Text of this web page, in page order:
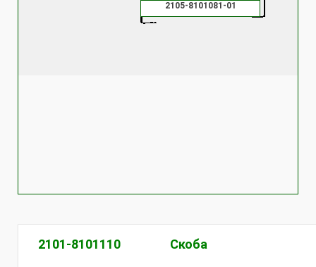
2105-8101081-01
2101-8101110 Скоба